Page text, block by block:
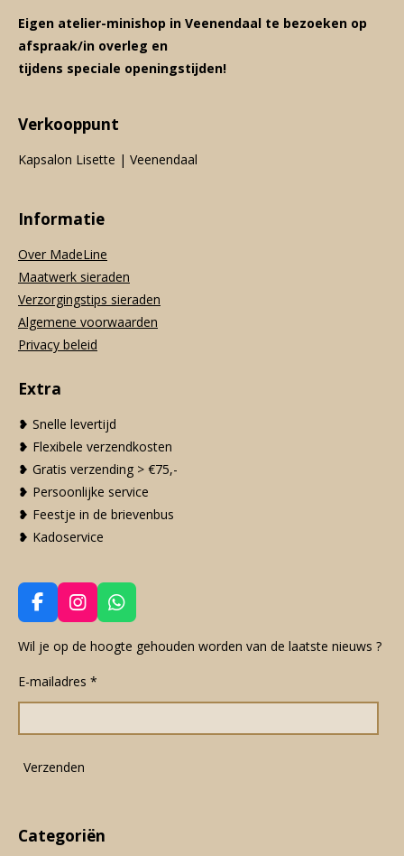
Eigen atelier-minishop in Veenendaal te bezoeken op
afspraak/in overleg en
tijdens speciale openingstijden!
Verkooppunt
Kapsalon Lisette | Veenendaal
Informatie
Over MadeLine
Maatwerk sieraden
Verzorgingstips sieraden
Algemene voorwaarden
Privacy beleid
Extra
❥ Snelle levertijd
❥ Flexibele verzendkosten
❥ Gratis verzending > €75,-
❥ Persoonlijke service
❥ Feestje in de brievenbus
❥ Kadoservice
F
a
c
b
o
k
I
n
s
a
g
a
m
W
h
a
A
p
Wil je op de hoogte gehouden worden van de laatste nieuws ?
E-mailadres *
Verzenden
Categoriën